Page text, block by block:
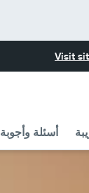
Visit
أسئلة وأجوبة